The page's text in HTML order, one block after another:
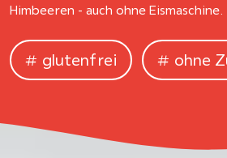
Himbeeren - auch ohne Eismaschine.
glutenfrei ohne